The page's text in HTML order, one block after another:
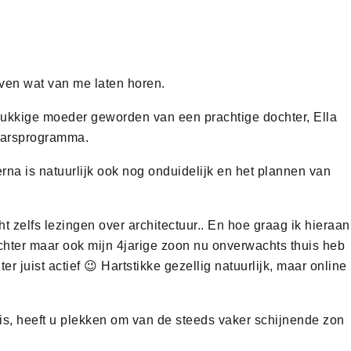
wat van me laten horen.
moeder geworden van een prachtige dochter, Ella
is natuurlijk ook nog onduidelijk en het plannen van
zelfs lezingen over architectuur.. En hoe graag ik hieraan
maar ook mijn 4jarige zoon nu onverwachts thuis heb
juist actief 😉 Hartstikke gezellig natuurlijk, maar online
heeft u plekken om van de steeds vaker schijnende zon